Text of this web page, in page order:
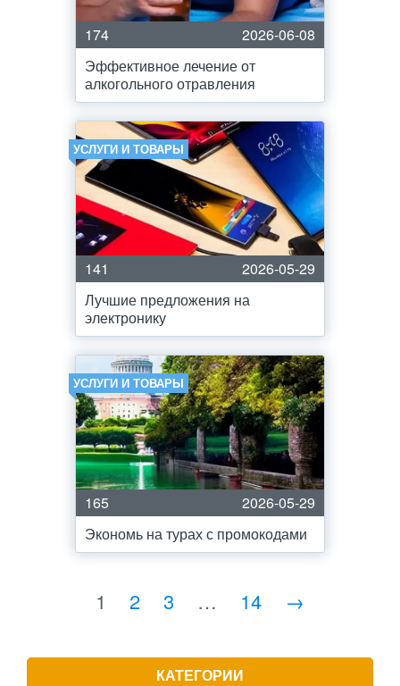
174
2026-06-08
Эффективное лечение от
алкогольного отравления
УСЛУГИ И ТОВАРЫ
141
2026-05-29
Лучшие предложения на
электронику
УСЛУГИ И ТОВАРЫ
165
2026-05-29
Экономь на турах с промокодами
1 2 3 … 14 →
КАТЕГОРИИ